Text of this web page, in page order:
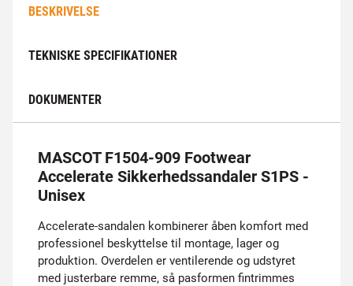
BESKRIVELSE
TEKNISKE SPECIFIKATIONER
DOKUMENTER
MASCOT F1504-909 Footwear
Accelerate Sikkerhedssandaler S1PS -
Unisex
Accelerate-sandalen kombinerer åben komfort med
professionel beskyttelse til montage, lager og
produktion. Overdelen er ventilerende og udstyret
med justerbare remme, så pasformen fintrimmes